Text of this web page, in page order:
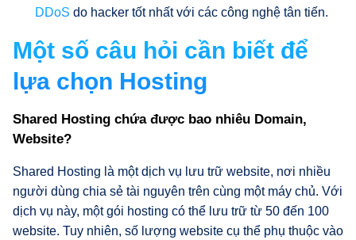
DDoS do hacker tốt nhất với các công nghệ tân tiến.
Một số câu hỏi cần biết để
lựa chọn Hosting
Shared Hosting chứa được bao nhiêu Domain,
Website?
Shared Hosting là một dịch vụ lưu trữ website, nơi nhiều
người dùng chia sẻ tài nguyên trên cùng một máy chủ. Với
dịch vụ này, một gói hosting có thể lưu trữ từ 50 đến 100
website. Tuy nhiên, số lượng website cụ thể phụ thuộc vào